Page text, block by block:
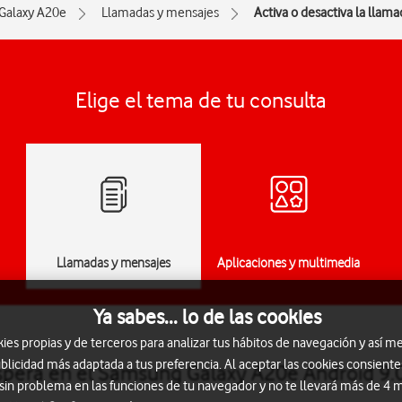
A20e Llamadas y mensajes Activa o desactiva la
Elige el tema de tu consulta
Llamadas y mensajes Aplicaciones y multimedia
en el Samsung Galaxy A20e Android
Ya sabes... lo de las cookies
propias y de terceros para analizar tus hábitos de navegación y así
más adaptada a tus preferencia. Al aceptar las cookies
problema en las funciones de tu navegador y no te llevará más de 4